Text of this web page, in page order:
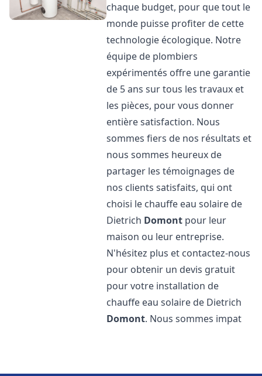
chaque budget, pour que tout le
monde puisse profiter de cette
technologie écologique. Notre
équipe de plombiers
expérimentés offre une garantie
de 5 ans sur tous les travaux et
les pièces, pour vous donner
entière satisfaction. Nous
sommes fiers de nos résultats et
nous sommes heureux de
partager les témoignages de
nos clients satisfaits, qui ont
choisi le chauffe eau solaire de
Dietrich Domont pour leur
maison ou leur entreprise.
N'hésitez plus et contactez-nous
pour obtenir un devis gratuit
pour votre installation de
chauffe eau solaire de Dietrich
Domont. Nous sommes impat